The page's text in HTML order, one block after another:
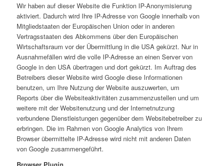
Wir haben auf dieser Website die Funktion IP-Anonymisierung
aktiviert. Dadurch wird Ihre IP-Adresse von Google innerhalb von
Mitgliedstaaten der Europäischen Union oder in anderen
Vertragsstaaten des Abkommens über den Europäischen
Wirtschaftsraum vor der Übermittlung in die USA gekürzt. Nur in
Ausnahmefällen wird die volle IP-Adresse an einen Server von
Google in den USA übertragen und dort gekürzt. Im Auftrag des
Betreibers dieser Website wird Google diese Informationen
benutzen, um Ihre Nutzung der Website auszuwerten, um
Reports über die Websiteaktivitäten zusammenzustellen und um
weitere mit der Websitenutzung und der Internetnutzung
verbundene Dienstleistungen gegenüber dem Websitebetreiber zu
erbringen. Die im Rahmen von Google Analytics von Ihrem
Browser übermittelte IP-Adresse wird nicht mit anderen Daten
von Google zusammengeführt.